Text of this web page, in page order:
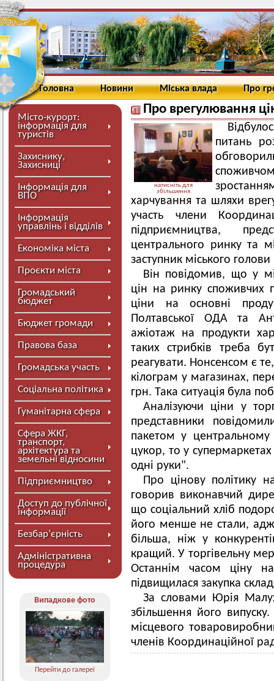
Головна Новини Міська влада Про
Місто-курорт:
інформація для
туристів
Захиснику,
Захисниці
Інформація для
ВПО
Інформація
управлінь і відділів
Економіка міста
Проєкти міста
Громадський
бюджет
Бюджет громади
Правова база
Громадська участь
Соціальна політика
Гуманітарна сфера
Сфера ЖКГ,
транспорт,
архітектура та
земельні відносини
Підприємництво
Доступ до публічної
інформації
Безбар’єрність
Адміністративна
процедура
Випадкове фото
Перейти до галереї
Про врегулювання
натисніть для
збільшення
питань
харчування та шляхи
участь члени
підприємництва,
центрального ринку та
заступник міського
Він повідомив, що у
цін на ринку споживчих
ціни на основні
Полтавської ОДА та
ажіотаж на продукти
таких стрибків треба
реагувати. Нонсенсом є
кілограм у магазинах,
грн. Така ситуація була
Аналізуючи ціни у
представники
пакетом у
цукор, то у
одні руки".
Про цінову політику
говорив виконавчий
що соціальний хліб
його менше не стали,
більша, ніж у
кращий. У торгівельну
Останнім часом ціну
підвищилася закупка
За словами Юрія
збільшення його
місцевого
членів Координаційної